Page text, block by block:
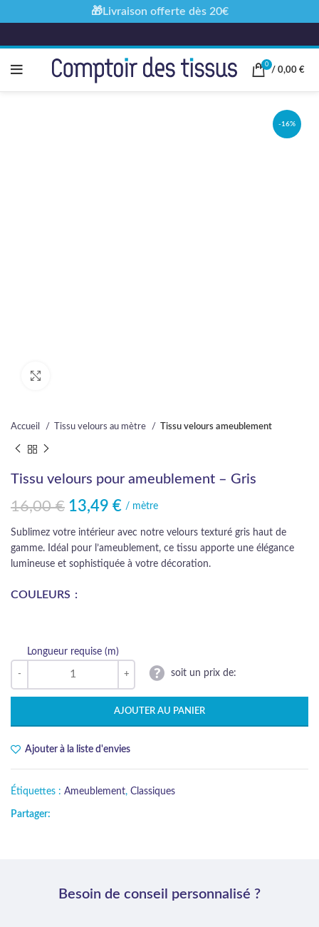
0
/ 0,00 €
-16%
Accueil Tissu velours au mètre Tissu velours ameublement
Tissu velours pour ameublement – Gris
16,00€
Le prix initial était : 16,00 €.
13,49 €
Le prix actuel est : 13,49 €./ mètre
Sublimez votre intérieur avec notre velours texturé gris haut de
gamme. Idéal pour l’ameublement, ce tissu apporte une élégance
lumineuse et sophistiquée à votre décoration.
COULEURS
Longueur requise (m)
soit un prix de:
AJOUTER AU PANIER
Ajouter à la liste d'envies
Étiquettes : Ameublement, Classiques
Partager:
Besoin de conseil personnalisé ?
🎁Livraison offerte dès 20€